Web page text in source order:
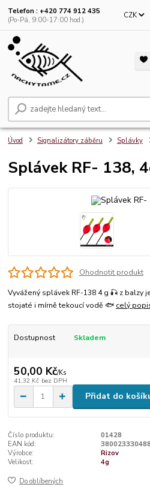
CZK
Telefon : +420 774 912 435
(Po-Pá, 9:00-17:00 hod.)
Úvod Signalizátory záběru Splávky
Splávek RF- 138,
Ohodnotit produkt
Vyvážený splávek RF-138 4 g 🎣 z balzy
stojaté i mírně tekoucí vodě 🐟 celý
Dostupnost Skladem
50,00 Kč/Ks
41,32 Kč bez DPH
Přidat do
Číslo produktu:
01428
EAN kód:
Výrobce:
Rizov
Velikost:
4g
Do oblíbených